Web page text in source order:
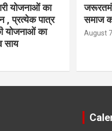
योजनाओं का
, प्रत्येक पात्र
योजनाओं का
साय
समाज
August